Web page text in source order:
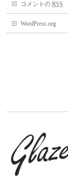
コメントのRSS
WordPress.org